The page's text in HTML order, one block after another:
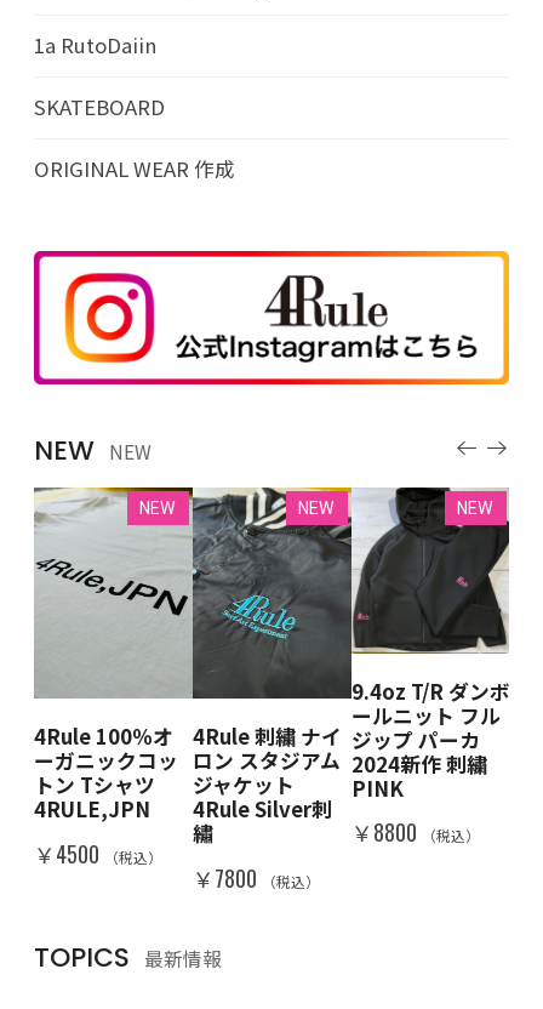
1a RutoDaiin
SKATEBOARD
ORIGINAL WEAR 作成
NEW NEW
NEW
4Rule 100％オ
ーガニックコッ
トン Tシャツ
4RULE,JPN
￥4500 （税込）
NEW
4Rule 刺繍 ナイ
ロン スタジアム
ジャケット
4Rule Silver刺
繡
￥7800 （税込）
NEW
9.4oz T/R ダンボ
ールニット フル
ジップ パーカ
2024新作 刺繍
PINK
￥8800 （税込）
TOPICS 最新情報